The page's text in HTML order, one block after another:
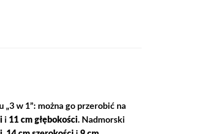
„3 w 1”: można go przerobić na
i 11 cm głębokości. Nadmorski